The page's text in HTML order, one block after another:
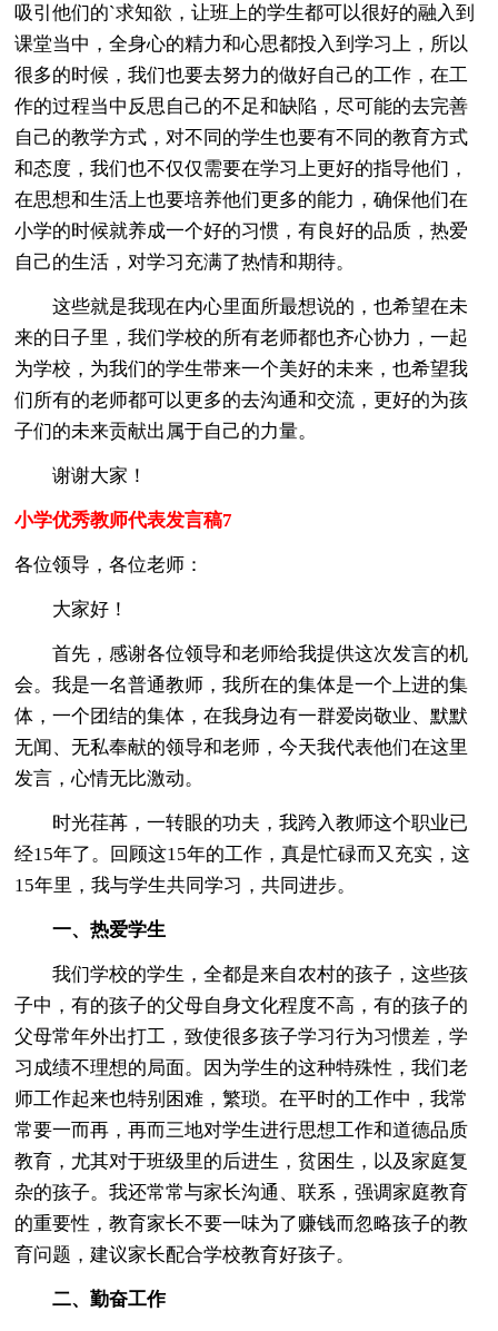
吸引他们的`求知欲，让班上的学生都可以很好的融入到
课堂当中，全身心的精力和心思都投入到学习上，所以
很多的时候，我们也要去努力的做好自己的工作，在工
作的过程当中反思自己的不足和缺陷，尽可能的去完善
自己的教学方式，对不同的学生也要有不同的教育方式
和态度，我们也不仅仅需要在学习上更好的指导他们，
在思想和生活上也要培养他们更多的能力，确保他们在
小学的时候就养成一个好的习惯，有良好的品质，热爱
自己的生活，对学习充满了热情和期待。
这些就是我现在内心里面所最想说的，也希望在未
来的日子里，我们学校的所有老师都也齐心协力，一起
为学校，为我们的学生带来一个美好的未来，也希望我
们所有的老师都可以更多的去沟通和交流，更好的为孩
子们的未来贡献出属于自己的力量。
谢谢大家！
小学优秀教师代表发言稿7
各位领导，各位老师：
大家好！
首先，感谢各位领导和老师给我提供这次发言的机
会。我是一名普通教师，我所在的集体是一个上进的集
体，一个团结的集体，在我身边有一群爱岗敬业、默默
无闻、无私奉献的领导和老师，今天我代表他们在这里
发言，心情无比激动。
时光荏苒，一转眼的功夫，我跨入教师这个职业已
经15年了。回顾这15年的工作，真是忙碌而又充实，这
15年里，我与学生共同学习，共同进步。
一、热爱学生
我们学校的学生，全都是来自农村的孩子，这些孩
子中，有的孩子的父母自身文化程度不高，有的孩子的
父母常年外出打工，致使很多孩子学习行为习惯差，学
习成绩不理想的局面。因为学生的这种特殊性，我们老
师工作起来也特别困难，繁琐。在平时的工作中，我常
常要一而再，再而三地对学生进行思想工作和道德品质
教育，尤其对于班级里的后进生，贫困生，以及家庭复
杂的孩子。我还常常与家长沟通、联系，强调家庭教育
的重要性，教育家长不要一味为了赚钱而忽略孩子的教
育问题，建议家长配合学校教育好孩子。
二、勤奋工作